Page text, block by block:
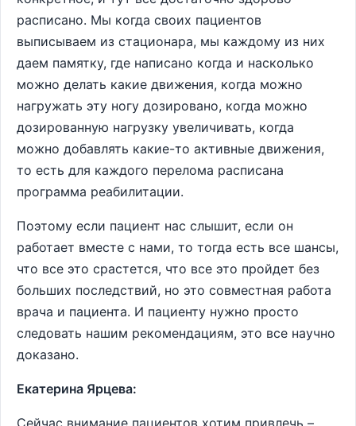
расписано. Мы когда своих пациентов
выписываем из стационара, мы каждому из них
даем памятку, где написано когда и насколько
можно делать какие движения, когда можно
нагружать эту ногу дозировано, когда можно
дозированную нагрузку увеличивать, когда
можно добавлять какие-то активные движения,
то есть для каждого перелома расписана
программа реабилитации.
Поэтому если пациент нас слышит, если он
работает вместе с нами, то тогда есть все шансы,
что все это срастется, что все это пройдет без
больших последствий, но это совместная работа
врача и пациента. И пациенту нужно просто
следовать нашим рекомендациям, это все научно
доказано.
Екатерина Ярцева:
Сейчас внимание пациентов хотим привлечь –